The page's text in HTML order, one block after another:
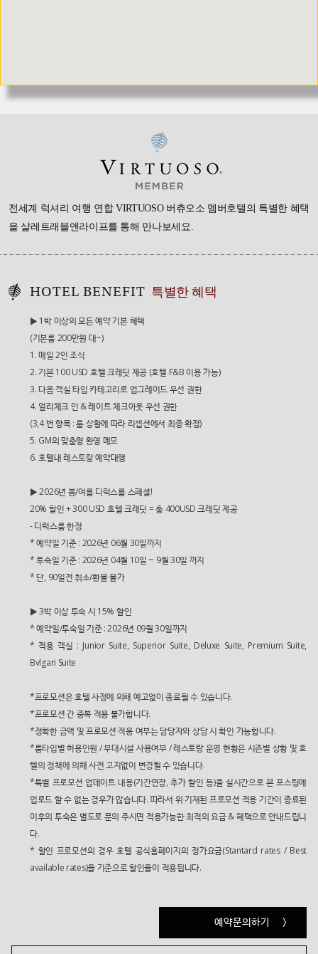
전세계 럭셔리 여행 연합 VIRTUOSO 버츄오소 멤버호텔의 특별한 혜택
을 샬레트래블앤라이프를 통해 만나보세요.
HOTEL BENEFIT 특별한 혜택
▶ 1박 이상의 모든 예약 기본 혜택
(기본룸 200만원 대~)
1. 매일 2인 조식
2. 기본 100 USD 호텔 크레딧 제공 (호텔 F&B 이용 가능)
3. 다음 객실 타입 카테고리로 업그레이드 우선 권한
4. 얼리체크 인 & 레이트 체크아웃 우선 권한
(3,4 번 항목 : 룸 상황에 따라 리셉션에서 최종 확정)
5. GM의 맞춤형 환영 메모
6. 호텔내 레스토랑 예약대행
​▶ 2026년 봄/여름 디럭스룸 스페셜!
20% 할인 + 300 USD 호텔 크레딧 = 총 400USD 크레딧 제공
- 디럭스룸 한정
​* 예약일 기준 : 2026년 06월 30일까지
* 투숙일 기준 : 2026년 04월 10일 ~ 9월 30일 까지
* 단, 90일전 취소/환불 불가
​▶ 3박 이상 투숙 시 15% 할인
​* 예약일/투숙일 기준 : 2026년 09월 30일까지
* 적용 객실 : Junior Suite, Superior Suite, Deluxe Suite, Premium Suite,
Bvlgari Suite
*프로모션은 호텔 사정에 의해 예고없이 종료될 수 있습니다.
*프로모션 간 중복 적용 불가합니다.
*정확한 금액 및 프로모션 적용 여부는 담당자와 상담 시 확인 가능합니다.
*룸타입별 허용인원 / 부대시설 사용여부 / 레스토랑 운영 현황은 시즌별 상황 및 호
텔의 정책에 의해 사전 고지없이 변경될 수 있습니다.
*특별 프로모션 업데이트 내용(기간연장, 추가 할인 등)을 실시간으로 본 포스팅에
업로드 할 수 없는 경우가 많습니다. 따라서 위 기재된 프로모션 적용 기간이 종료된
이후의 투숙은 별도로 문의 주시면 적용가능한 최적의 요금 & 혜택으로 안내드립니
다.
* 할인 프로모션의 경우 호텔 공식홈페이지의 정가요금(Stantard rates / Best
available rates)을 기준으로 할인율이 적용됩니다.
예약문의하기 >